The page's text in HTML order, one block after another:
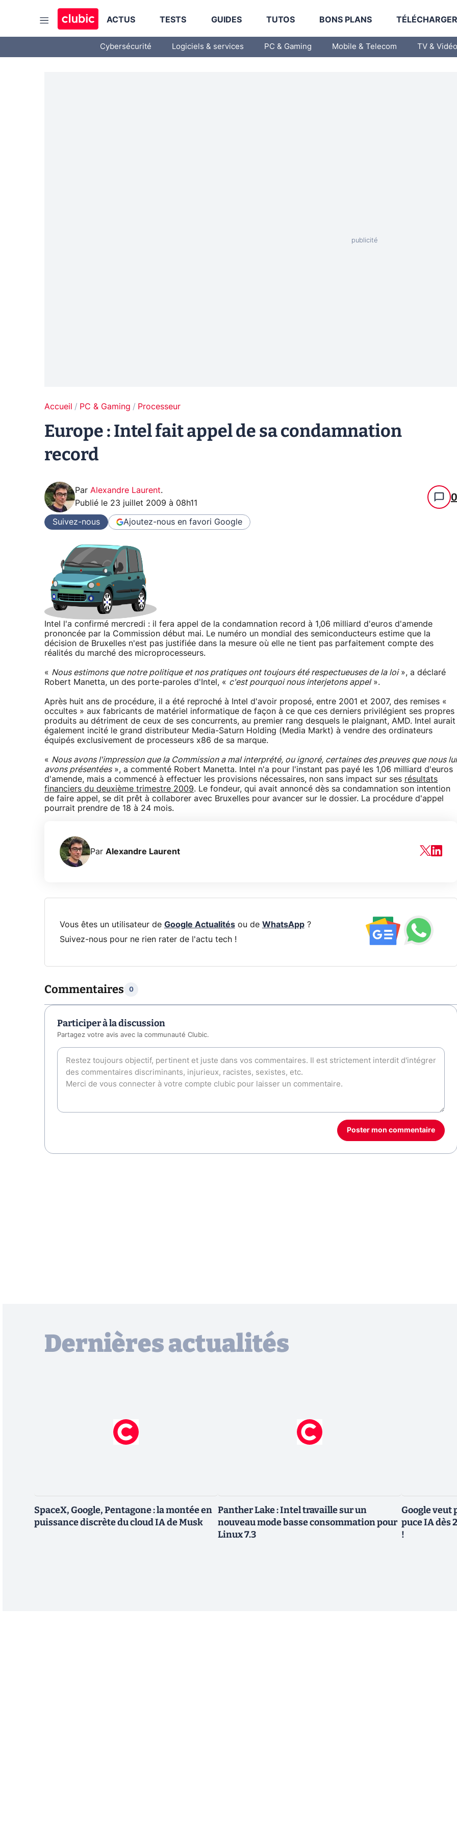
ACTUS TESTS GUIDES TUTOS BONS PLANS
Cybersécurité Logiciels & services PC & Gaming Mobile & Telecom TV & Vidéo
Accueil PC & Gaming Processeur
Europe : Intel fait appel de sa condamnation
record
Par Alexandre Laurent.
Publié le 23 juillet 2009 à 08h11 0
Suivez-nous Ajoutez-nous en favori Google
Intel l'a confirmé mercredi : il fera appel de la condamnation record à 1,06 milliard d'euros d'amende
prononcée par la Commission début mai. Le numéro un mondial des semiconducteurs estime que la
décision de Bruxelles n'est pas justifiée dans la mesure où elle ne tient pas parfaitement compte des
réalités du marché des microprocesseurs.
« Nous estimons que notre politique et nos pratiques ont toujours été respectueuses de la loi», a déclaré
Robert Manetta, un des porte-paroles d'Intel, « c'est pourquoi nous interjetons appel».
Après huit ans de procédure, il a été reproché à Intel d'avoir proposé, entre 2001 et 2007, des remises «
occultes » aux fabricants de matériel informatique de façon à ce que ces derniers privilégient ses propres
produits au détriment de ceux de ses concurrents, au premier rang desquels le plaignant, AMD. Intel aurait
également incité le grand distributeur Media-Saturn Holding (Media Markt) à vendre des ordinateurs
équipés exclusivement de processeurs x86 de sa marque.
« Nous avons l'impression que la Commission a mal interprété, ou ignoré, certaines des preuves que nous lui
avons présentées», a commenté Robert Manetta. Intel n'a pour l'instant pas payé les 1,06 milliard d'euros
d'amende, mais a commencé à effectuer les provisions nécessaires, non sans impact sur ses résultats
financiers du deuxième trimestre 2009. Le fondeur, qui avait annoncé dès sa condamnation son intention
de faire appel, se dit prêt à collaborer avec Bruxelles pour avancer sur le dossier. La procédure d'appel
pourrait prendre de 18 à 24 mois.
Par Alexandre Laurent
Vous êtes un utilisateur de Google Actualitésou de WhatsApp?
Suivez-nous pour ne rien rater de l'actu tech !
Commentaires 0
Participer à la discussion
Partagez votre avis avec la communauté Clubic.
Poster mon commentaire
Dernières actualités
SpaceX, Google, Pentagone : la montée en
puissance discrète du cloud IA de Musk
Panther Lake : Intel travaille sur un
nouveau mode basse consommation pour
Linux 7.3
Google veut
puce IA dès
!